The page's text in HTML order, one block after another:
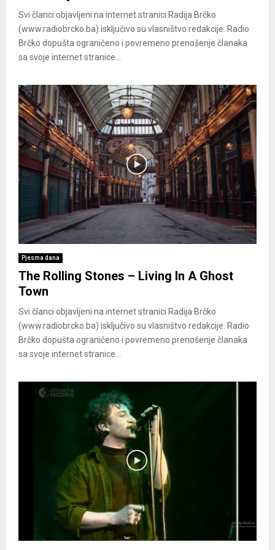
Svi članci objavljeni na internet stranici Radija Brčko
(www.radiobrcko.ba) isključivo su vlasništvo redakcije. Radio
Brčko dopušta ograničeno i povremeno prenošenje članaka
sa svoje internet stranice...
Pjesma dana
The Rolling Stones – Living In A Ghost
Town
Svi članci objavljeni na internet stranici Radija Brčko
(www.radiobrcko.ba) isključivo su vlasništvo redakcije. Radio
Brčko dopušta ograničeno i povremeno prenošenje članaka
sa svoje internet stranice...